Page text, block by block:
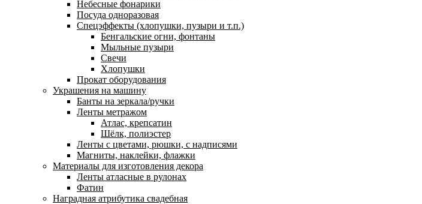
Небесные фонарики
Посуда одноразовая
Спецэффекты (хлопушки, пузыри и т.п.)
Бенгальские огни, фонтаны
Мыльные пузыри
Свечи
Хлопушки
Прокат оборудования
Украшения на машину
Банты на зеркала/ручки
Ленты метражом
Атлас, крепсатин
Шёлк, полиэстер
Ленты с цветами, рюшки, с надписями
Магниты, наклейки, флажки
Материалы для изготовления декора
Ленты атласные в рулонах
Фатин
Наградная атрибутика свадебная